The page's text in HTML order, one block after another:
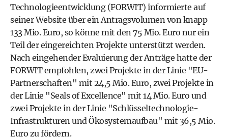
Technologieentwicklung (FORWIT) informierte auf
seiner Website über ein Antragsvolumen von knapp
133 Mio. Euro, so könne mit den 75 Mio. Euro nur ein
Teil der eingereichten Projekte unterstützt werden.
Nach eingehender Evaluierung der Anträge hatte der
FORWIT empfohlen, zwei Projekte in der Linie "EU-
Partnerschaften" mit 24,5 Mio. Euro, zwei Projekte in
der Linie "Seals of Excellence" mit 14 Mio. Euro und
zwei Projekte in der Linie "Schlüsseltechnologie-
Infrastrukturen und Ökosystemaufbau" mit 36,5 Mio.
Euro zu fördern.